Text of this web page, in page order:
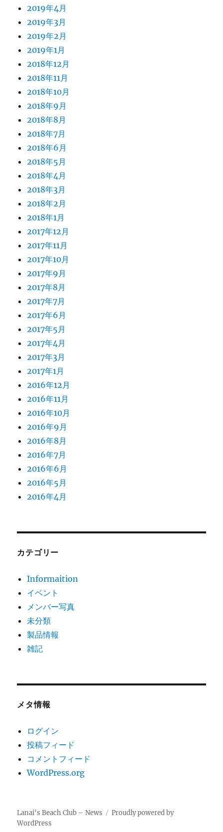
2019年4月
2019年3月
2019年2月
2019年1月
2018年12月
2018年11月
2018年10月
2018年9月
2018年8月
2018年7月
2018年6月
2018年5月
2018年4月
2018年3月
2018年2月
2018年1月
2017年12月
2017年11月
2017年10月
2017年9月
2017年8月
2017年7月
2017年6月
2017年5月
2017年4月
2017年3月
2017年1月
2016年12月
2016年11月
2016年10月
2016年9月
2016年8月
2016年7月
2016年6月
2016年5月
2016年4月
カテゴリー
Informaition
イベント
メンバー写真
未分類
製品情報
雑記
メタ情報
ログイン
投稿フィード
コメントフィード
WordPress.org
Lanai's Beach Club – News
Proudly powered by
WordPress